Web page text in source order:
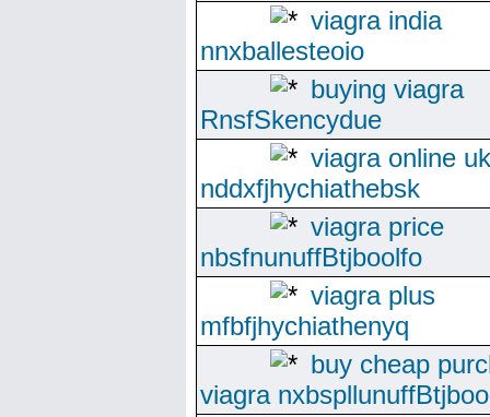
viagra india
nnxballesteoio
buying viagra
RnsfSkencydue
viagra online uk
nddxfjhychiathebsk
viagra price
nbsfnunuffBtjboolfo
viagra plus
mfbfjhychiathenyq
buy cheap
viagra